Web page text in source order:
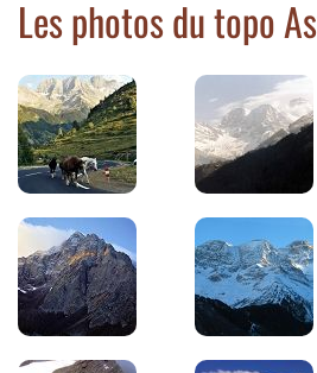
Les photos du topo